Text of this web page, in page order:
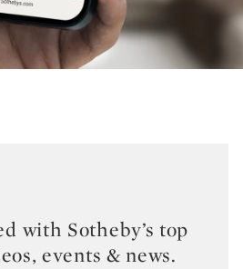
with Sotheby’s top
events & news.